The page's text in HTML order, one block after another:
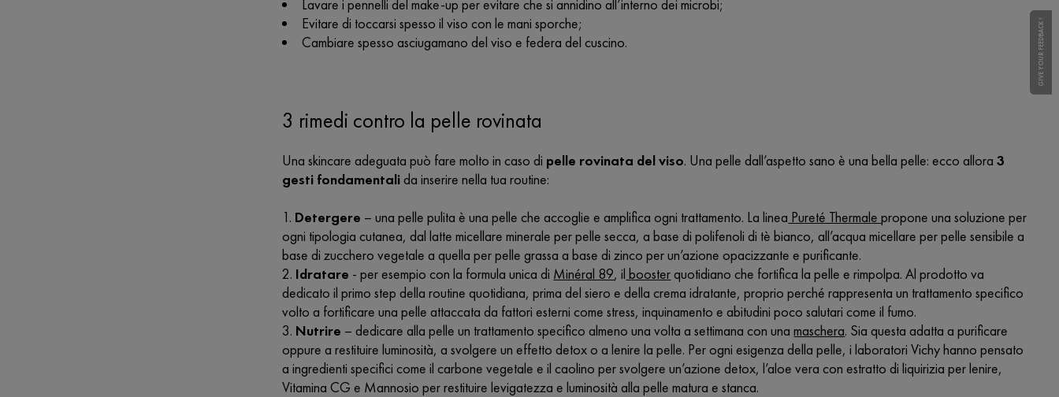
Lavare i pennelli del make-up per evitare che si annidino all’interno dei microbi;
Evitare di toccarsi spesso il viso con le mani sporche;
Cambiare spesso asciugamano del viso e federa del cuscino.
3 rimedi contro la pelle rovinata
Una skincare adeguata può fare molto in caso di pelle rovinata del viso. Una pelle dall’aspetto sano è una bella pelle: ecco allora3
gesti fondamentalida inserire nella tua routine:
Detergere – una pelle pulita è una pelle che accoglie e amplifica ogni trattamento. La linea Pureté Thermalepropone una soluzione per
ogni tipologia cutanea, dal latte micellare minerale per pelle secca, a base di polifenoli di tè bianco, all’acqua micellare per pelle sensibile a
base di zucchero vegetale a quella per pelle grassa a base di zinco per un’azione opacizzante e purificante.
Idratare - per esempio con la formula unica di Minéral 89, il boosterquotidiano che fortifica la pelle e rimpolpa. Al prodotto va
dedicato il primo step della routine quotidiana, prima del siero e della crema idratante, proprio perché rappresenta un trattamento specifico
volto a fortificare una pelle attaccata da fattori esterni come stress, inquinamento e abitudini poco salutari come il fumo.
Nutrire – dedicare alla pelle un trattamento specifico almeno una volta a settimana con unamaschera. Sia questa adatta a purificare
oppure a restituire luminosità, a svolgere un effetto detox o a lenire la pelle. Per ogni esigenza della pelle, i laboratori Vichy hanno pensato
a ingredienti specifici come il carbone vegetale e il caolino per svolgere un’azione detox, l’aloe vera con estratto di liquirizia per lenire,
Vitamina CG e Mannosio per restituire levigatezza e luminosità alla pelle matura e stanca.
GIVE YOUR FEEDBACK !
GIVE YOUR FEEDBACK !